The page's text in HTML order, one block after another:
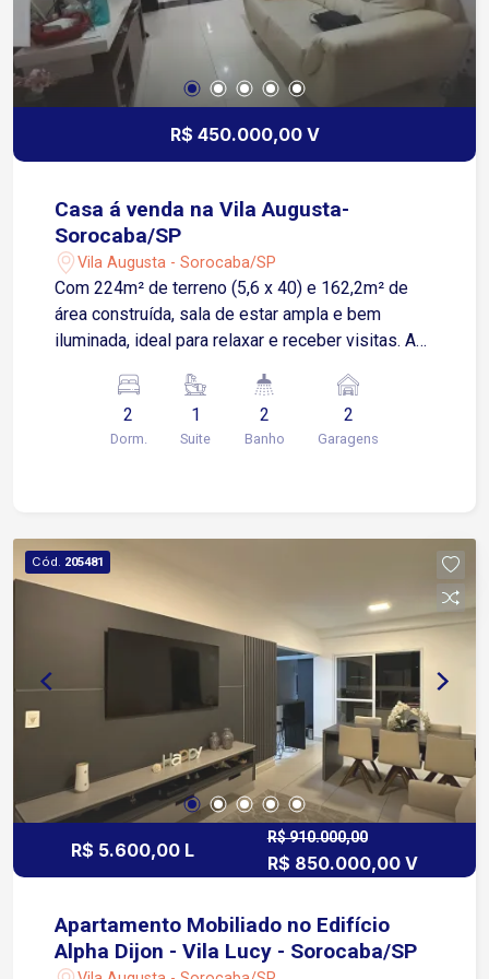
R$ 450.000,00 V
Casa á venda na Vila Augusta-
Sorocaba/SP
Vila Augusta - Sorocaba/SP
Com 224m² de terreno (5,6 x 40) e 162,2m² de
área construída, sala de estar ampla e bem
iluminada, ideal para relaxar e receber visitas. A
reservado e acolhedor para momentos em
espaçosa, além de banheiro social e lavabo, A
proporciona espaço ideal para momentos de
lazer, jardinagem, ou mesmo para o seu pet se
divertir em segurança .Há ainda garagem coberta
para 2 carros, com acesso fácil às vias públicas.
2
Dorm.
1
Suite
2
Banho
2
Garagens
Cód. 205481
R$ 5.600,00 L
R$ 910.000,00
R$ 850.000,00 V
Apartamento Mobiliado no Edifício
Alpha Dijon - Vila Lucy - Sorocaba/SP